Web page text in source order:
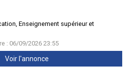
Enseignement supérieur et
: 06/09/2026 23:55
Voir l'annonce